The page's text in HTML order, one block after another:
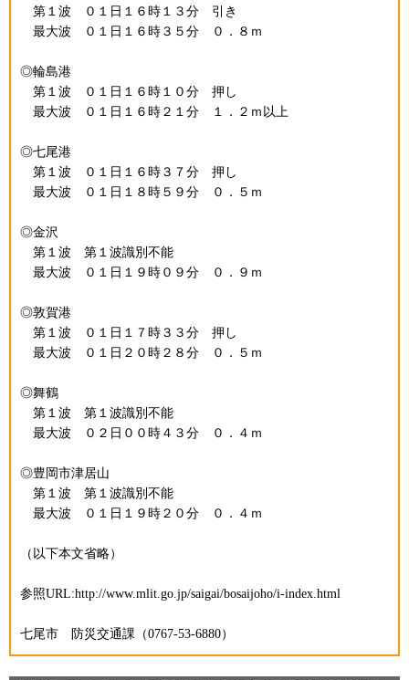
第１波 ０１日１６時１３分 引き
最大波 ０１日１６時３５分 ０．８ｍ
◎輪島港
第１波 ０１日１６時１０分 押し
最大波 ０１日１６時２１分 １．２ｍ以上
◎七尾港
第１波 ０１日１６時３７分 押し
最大波 ０１日１８時５９分 ０．５ｍ
◎金沢
第１波 第１波識別不能
最大波 ０１日１９時０９分 ０．９ｍ
◎敦賀港
第１波 ０１日１７時３３分 押し
最大波 ０１日２０時２８分 ０．５ｍ
◎舞鶴
第１波 第１波識別不能
最大波 ０２日００時４３分 ０．４ｍ
◎豊岡市津居山
第１波 第１波識別不能
最大波 ０１日１９時２０分 ０．４ｍ
（以下本文省略）
参照URL:http://www.mlit.go.jp/saigai/bosaijoho/i-index.html
七尾市 防災交通課（0767-53-6880）